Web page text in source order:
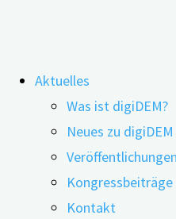
Inhalt
springen
Aktuelles
Was ist digiDEM?
Neues zu digiDEM
Veröffentlichungen
Kongressbeiträge
Kontakt
Keine
Menschen mit
Lebensphase